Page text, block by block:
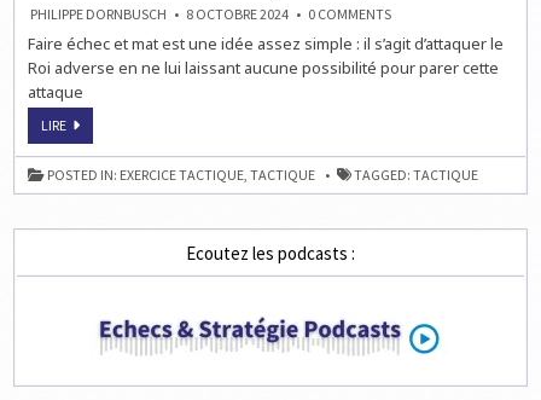
PHILIPPE DORNBUSCH 8 OCTOBRE 2024 0 COMMENTSON
3
ÉCHECS
ET
4
COUPS
Faire échec et mat est une idée assez simple : il s’agit d’attaquer le
Roi adverse en ne lui laissant aucune possibilité pour parer cette
attaque
LIRETROUVEZ
ÉCHECS
ET
MAT
EN
3
POSTED IN: EXERCICE TACTIQUE,TACTIQUE TAGGED:TACTIQUE
Ecoutez les podcasts :